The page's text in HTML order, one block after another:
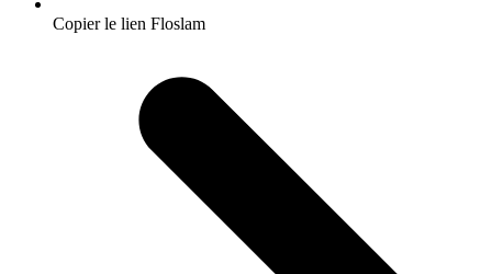
Copier le lien Floslam